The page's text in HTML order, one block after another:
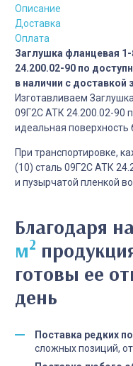
Описание
Доставка
Оплата
Заглушка фланцевая
24.200.02-90 по
в наличии с доставкой
Изготавливаем
09Г2С АТК 24.200.02-90
идеальная поверхность
При транспортировке,
(10) сталь 09Г2С АТК
и пузырчатой пленкой
Благодаря
м2
готовы ее
день
Поставка редких
сложных позиций,